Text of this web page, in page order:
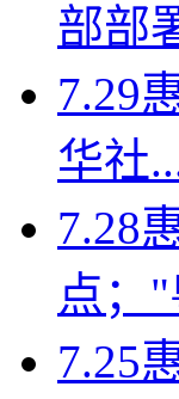
部部
7.29
华社
7.28
点；
7.25